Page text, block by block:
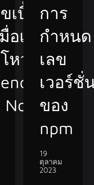
เบื้อง
อเจอ
หว่ใน
Nodejs
การ
กำหนด
เลข
เวอร์ชั่
ของ
npm
19
ตุลาคม
2023